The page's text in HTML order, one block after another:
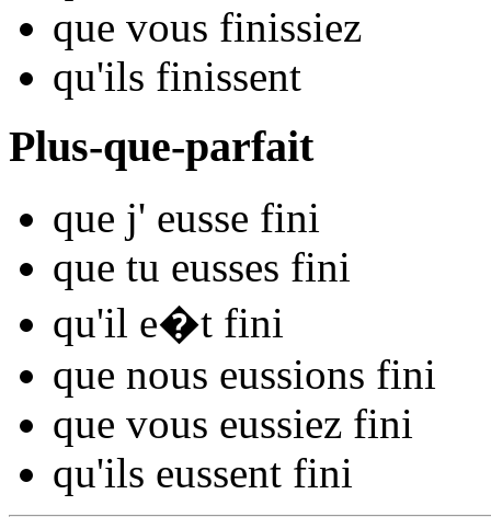
que vous finissiez
qu'ils finissent
Plus-que-parfait
que j' eusse fini
que tu eusses fini
qu'il e�t fini
que nous eussions fini
que vous eussiez fini
qu'ils eussent fini